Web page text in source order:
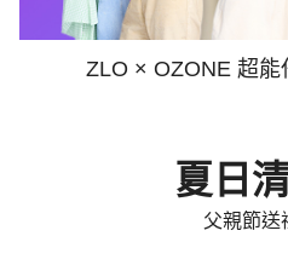
ZLO × OZONE 超能
夏日
父親節送